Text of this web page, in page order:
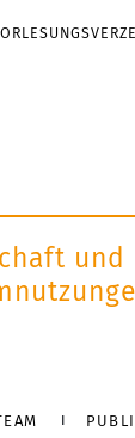
und